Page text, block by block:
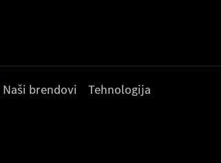
Naši brendovi Tehnologija